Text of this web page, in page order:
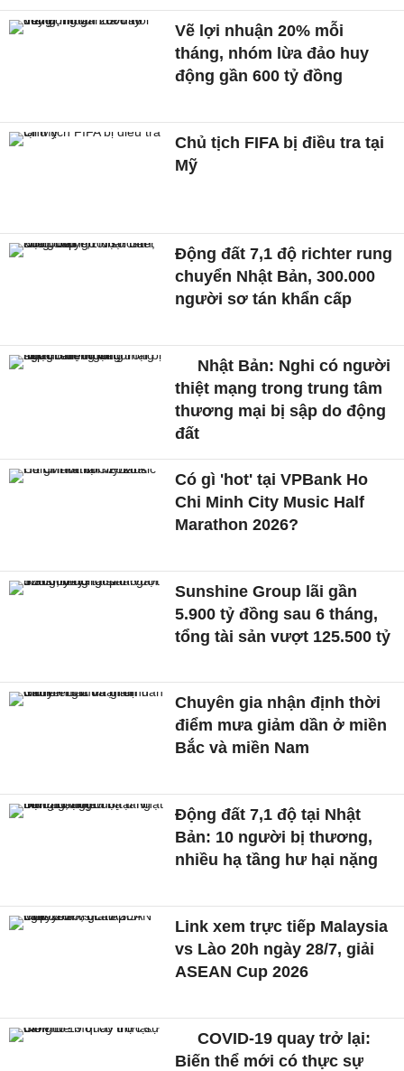
Vẽ lợi nhuận 20% mỗi
tháng, nhóm lừa đảo huy
động gần 600 tỷ đồng
Chủ tịch FIFA bị điều tra tại
Mỹ
Động đất 7,1 độ richter rung
chuyển Nhật Bản, 300.000
người sơ tán khẩn cấp
Nhật Bản: Nghi có người
thiệt mạng trong trung tâm
thương mại bị sập do động
đất
Có gì 'hot' tại VPBank Ho
Chi Minh City Music Half
Marathon 2026?
Sunshine Group lãi gần
5.900 tỷ đồng sau 6 tháng,
tổng tài sản vượt 125.500 tỷ
Chuyên gia nhận định thời
điểm mưa giảm dần ở miền
Bắc và miền Nam
Động đất 7,1 độ tại Nhật
Bản: 10 người bị thương,
nhiều hạ tầng hư hại nặng
Link xem trực tiếp Malaysia
vs Lào 20h ngày 28/7, giải
ASEAN Cup 2026
COVID-19 quay trở lại:
Biến thể mới có thực sự